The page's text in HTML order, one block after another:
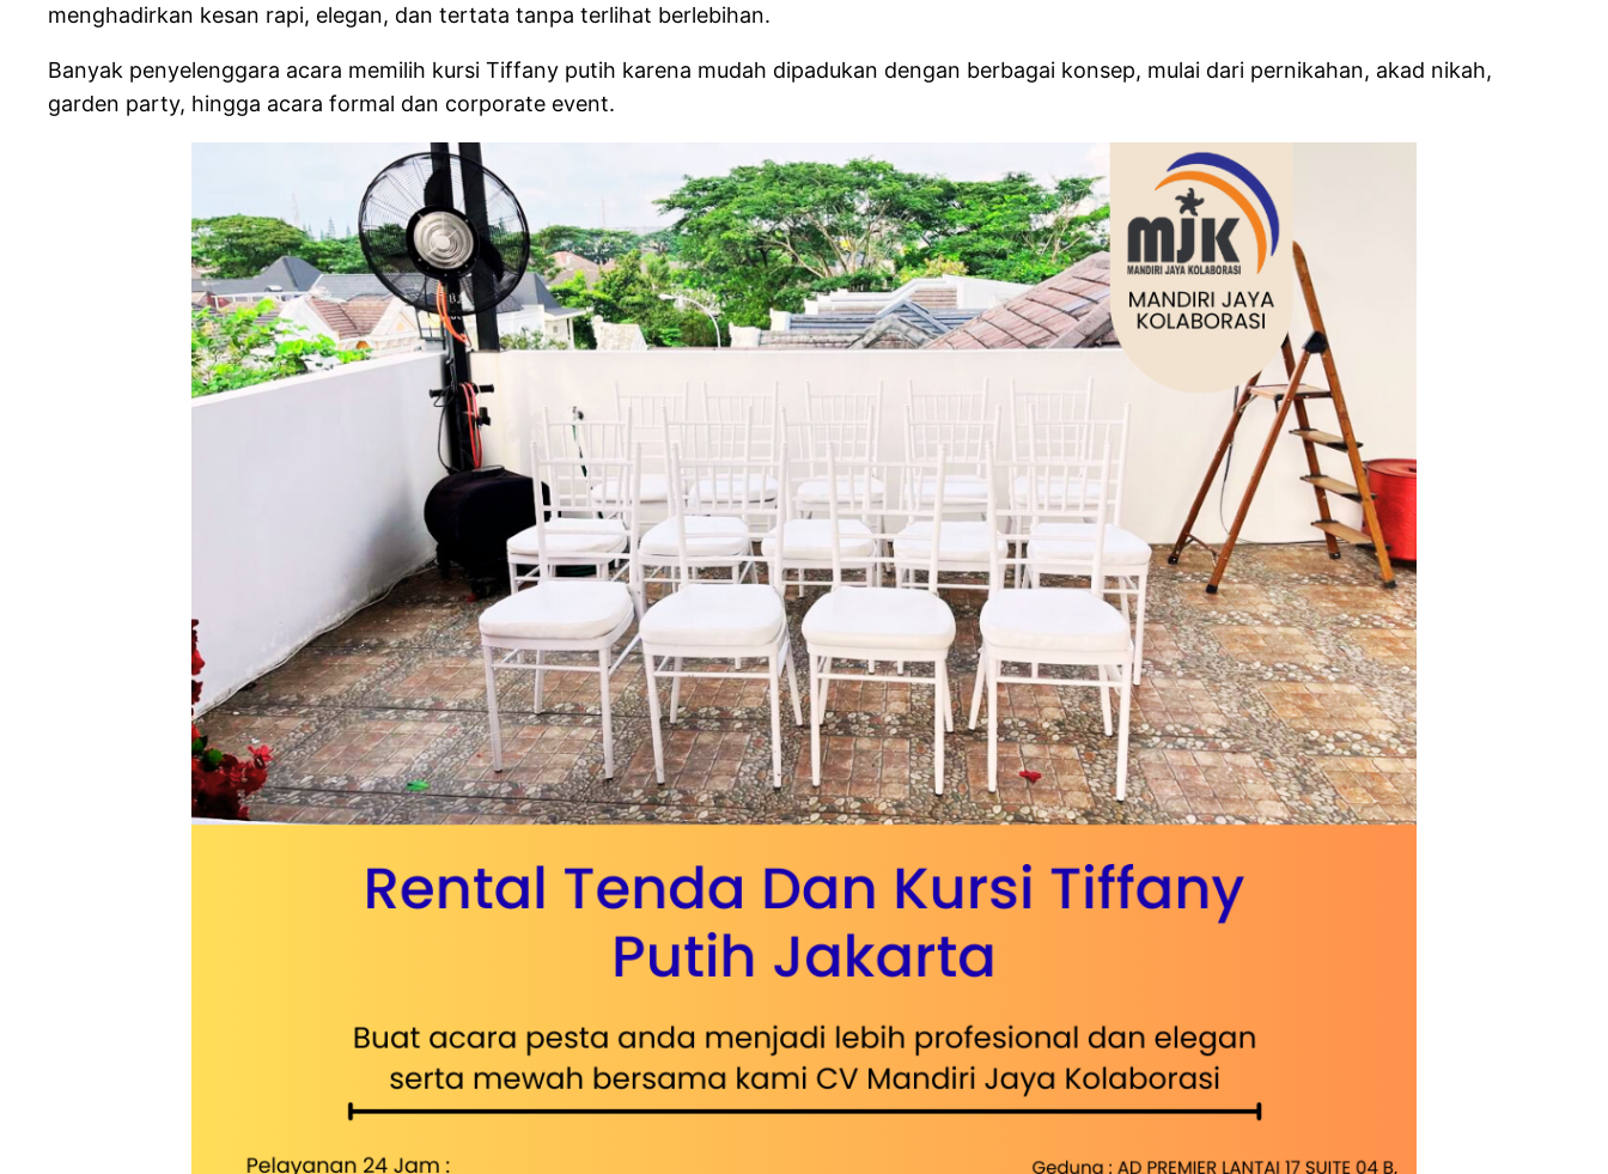
menghadirkan kesan rapi, elegan, dan tertata tanpa terlihat berlebihan.
Banyak penyelenggara acara memilih kursi Tiffany putih karena mudah dipadukan dengan berbagai konsep, mulai dari pernikahan, akad nikah,
garden party, hingga acara formal dan corporate event.